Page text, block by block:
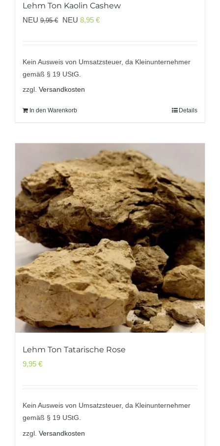
Lehm Ton Kaolin Cashew
NEU 9,95€
Ursprünglicher
9,95 €
NEU 8,95 €Aktueller
8,95 €.
Kein Ausweis von Umsatzsteuer, da Kleinunternehmer
gemäß § 19 UStG.
zzgl. Versandkosten
In den Warenkorb Details
Lehm Ton Tatarische Rose
9,95 €
Kein Ausweis von Umsatzsteuer, da Kleinunternehmer
gemäß § 19 UStG.
zzgl. Versandkosten